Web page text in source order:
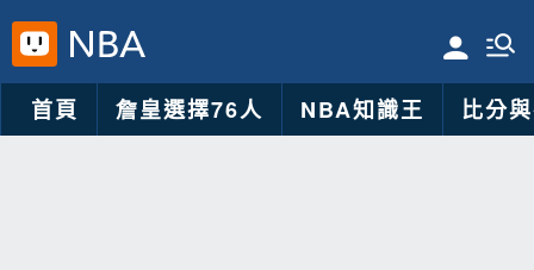
首頁 詹皇選擇76人 NBA知識王 比分